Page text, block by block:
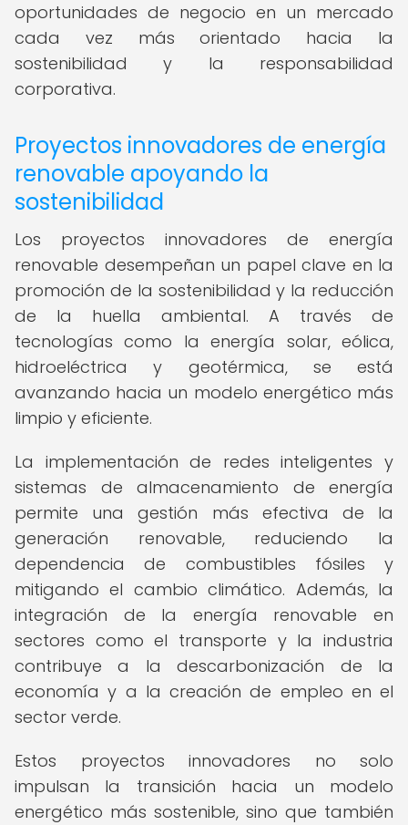
oportunidades de negocio en un mercado
cada vez más orientado hacia la
sostenibilidad y la responsabilidad
corporativa.
Proyectos innovadores de energía
renovable apoyando la
sostenibilidad
Los proyectos innovadores de energía
renovable desempeñan un papel clave en la
promoción de la sostenibilidad y la reducción
de la huella ambiental. A través de
tecnologías como la energía solar, eólica,
hidroeléctrica y geotérmica, se está
avanzando hacia un modelo energético más
limpio y eficiente.
La implementación de redes inteligentes y
sistemas de almacenamiento de energía
permite una gestión más efectiva de la
generación renovable, reduciendo la
dependencia de combustibles fósiles y
mitigando el cambio climático. Además, la
integración de la energía renovable en
sectores como el transporte y la industria
contribuye a la descarbonización de la
economía y a la creación de empleo en el
sector verde.
Estos proyectos innovadores no solo
impulsan la transición hacia un modelo
energético más sostenible, sino que también